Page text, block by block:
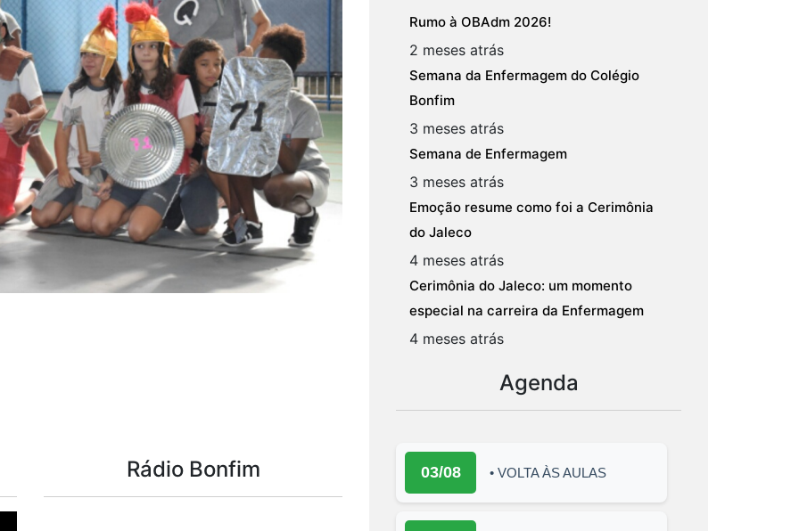
Rádio Bonfim
Rumo à OBAdm 2026!
2 meses atrás
Semana da Enfermagem do Colégio
Bonfim
3 meses atrás
Semana de Enfermagem
3 meses atrás
Emoção resume como foi a Cerimônia
do Jaleco
4 meses atrás
Cerimônia do Jaleco: um momento
especial na carreira da Enfermagem
4 meses atrás
Agenda
03/08 • VOLTA ÀS AULAS